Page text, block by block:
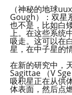
（神秘的地球
Gough）：双星
也不是，比如白
上。在这些系统
吸走。这可以在
星，在中子星的
在新的研究中，
Sagittae （V
吸积星正在从供
体表面，然后点